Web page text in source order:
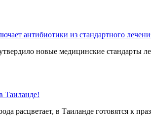
антибиотики из стандартного
новые медицинские
Таиланде!
расцветает, в Таиланде готовятся к